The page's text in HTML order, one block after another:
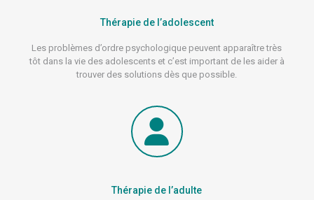
Thérapie de l’adolescent
Les problèmes d’ordre psychologique peuvent apparaître très
tôt dans la vie des adolescents et c’est important de les aider à
trouver des solutions dès que possible.
Thérapie de l’adulte